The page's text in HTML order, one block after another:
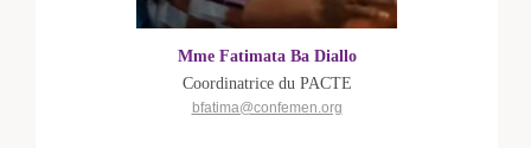
Mme Fatimata Ba Diallo
Coordinatrice du PACTE
bfatima@confemen.org